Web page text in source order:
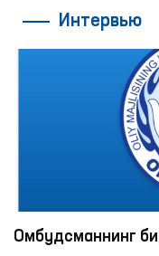
Интервью
Омбудсманнинг